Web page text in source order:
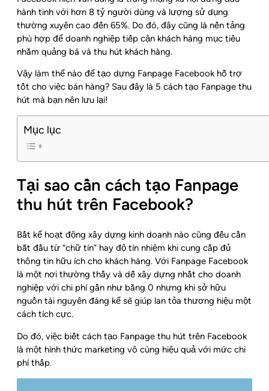
hành tinh với hơn 8 tỷ người dùng và lượng sử dụng
thường xuyên cao đến 65%. Do đó, đây cũng là nền tảng
phù hợp để doanh nghiệp tiếp cận khách hàng mục tiêu
nhằm quảng bá và thu hút khách hàng.
Vậy làm thể nào để tạo dựng Fanpage Facebook hỗ trợ
tốt cho việc bán hàng? Sau đây là 5 cách tạo Fanpage thu
hút mà bạn nên lưu lại!
Mục lục
Tại sao cần cách tạo Fanpage
thu hút trên Facebook?
Bất kể hoạt động xây dựng kinh doanh nào cũng đều cần
bắt đầu từ “chữ tín” hay độ tín nhiệm khi cung cấp đủ
thông tin hữu ích cho khách hàng. Với Fanpage Facebook
là một nơi thường thấy và dễ xây dựng nhất cho doanh
nghiệp với chi phí gần như bằng 0 nhưng khi sở hữu
nguồn tài nguyên đáng kể sẽ giúp lan tỏa thương hiệu một
cách tích cực.
Do đó, việc biết cách tạo Fanpage thu hút trên Facebook
là một hình thức marketing vô cùng hiệu quả với mức chi
phí thấp.